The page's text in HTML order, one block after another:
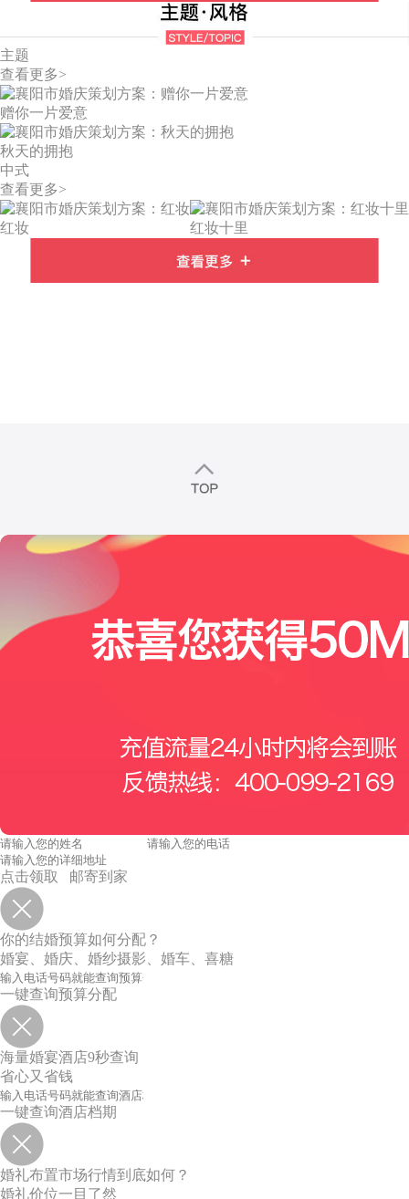
主题
查看更多>
赠你一片爱意
秋天的拥抱
中式
查看更多>
红妆 红妆十里
点击领取 邮寄到家
你的结婚预算如何分配？
婚宴、婚庆、婚纱摄影、婚车、喜糖
一键查询预算分配
海量婚宴酒店9秒查询
省心又省钱
一键查询酒店档期
婚礼布置市场行情到底如何？
婚礼价位一目了然